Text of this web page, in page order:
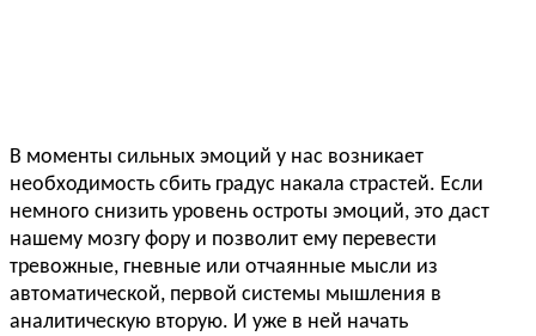
В моменты сильных эмоций у нас возникает
необходимость сбить градус накала страстей. Если
немного снизить уровень остроты эмоций, это даст
нашему мозгу фору и позволит ему перевести
тревожные, гневные или отчаянные мысли из
автоматической, первой системы мышления в
аналитическую вторую. И уже в ней начать